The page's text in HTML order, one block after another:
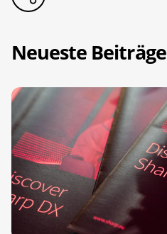
Neueste Beiträge